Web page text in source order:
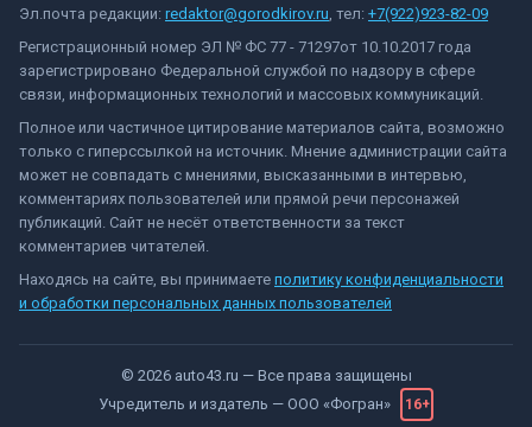
Эл.почта редакции: redaktor@gorodkirov.ru, тел: +7(922)923-82-09
Регистрационный номер ЭЛ № ФС 77 - 71297от 10.10.2017 года
зарегистрировано Федеральной службой по надзору в сфере
связи, информационных технологий и массовых коммуникаций.
Полное или частичное цитирование материалов сайта, возможно
только с гиперссылкой на источник. Мнение администрации сайта
может не совпадать с мнениями, высказанными в интервью,
комментариях пользователей или прямой речи персонажей
публикаций. Сайт не несёт ответственности за текст
комментариев читателей.
Находясь на сайте, вы принимаете политику конфиденциальности
и обработки персональных данных пользователей
© 2026 auto43.ru — Все права защищены
Учредитель и издатель — ООО «Фогран» 16+